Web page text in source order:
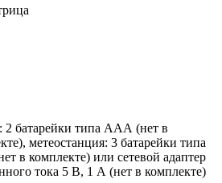
2 батарейки типа ААА (нет в
метеостанция: 3 батарейки типа
в комплекте) или сетевой адаптер
тока 5 В, 1 А (нет в комплекте)